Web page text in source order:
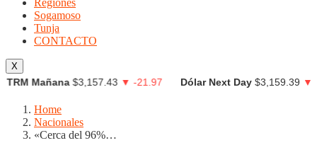
Regiones
Sogamoso
Tunja
CONTACTO
X
Mañana $3,157.43 ▼ -21.97 Dólar Next Day $3,159.39 ▼ $-
Home
Nacionales
«Cerca del 96%…